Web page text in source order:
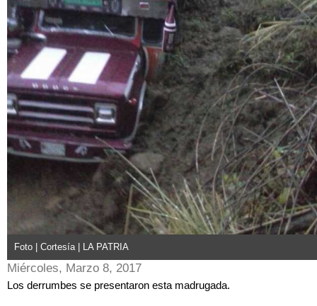
Foto | Cortesía | LA PATRIA
Miércoles, Marzo 8, 2017
Los derrumbes se presentaron esta madrugada.